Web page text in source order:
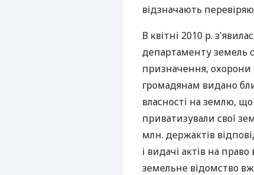
відзначають
В квітні 2010 р.
департаменту земель
призначення,
громадянам видано
власності на землю, що
приватизували свої
млн. держактів
і видачі актів на
земельне відомство